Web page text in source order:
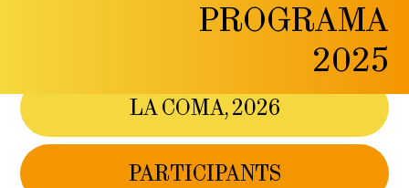
PROGRAMA
2025
LA COMA, 2026
PARTICIPANTS